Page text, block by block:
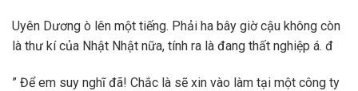
Uyên Dương ò lên một tiếng. Phải ha bây giờ cậu không còn
là thư kí của Nhật Nhật nữa, tính ra là đang thất nghiệp á. đ
” Để em suy nghĩ đã! Chắc là sẽ xin vào làm tại một công ty